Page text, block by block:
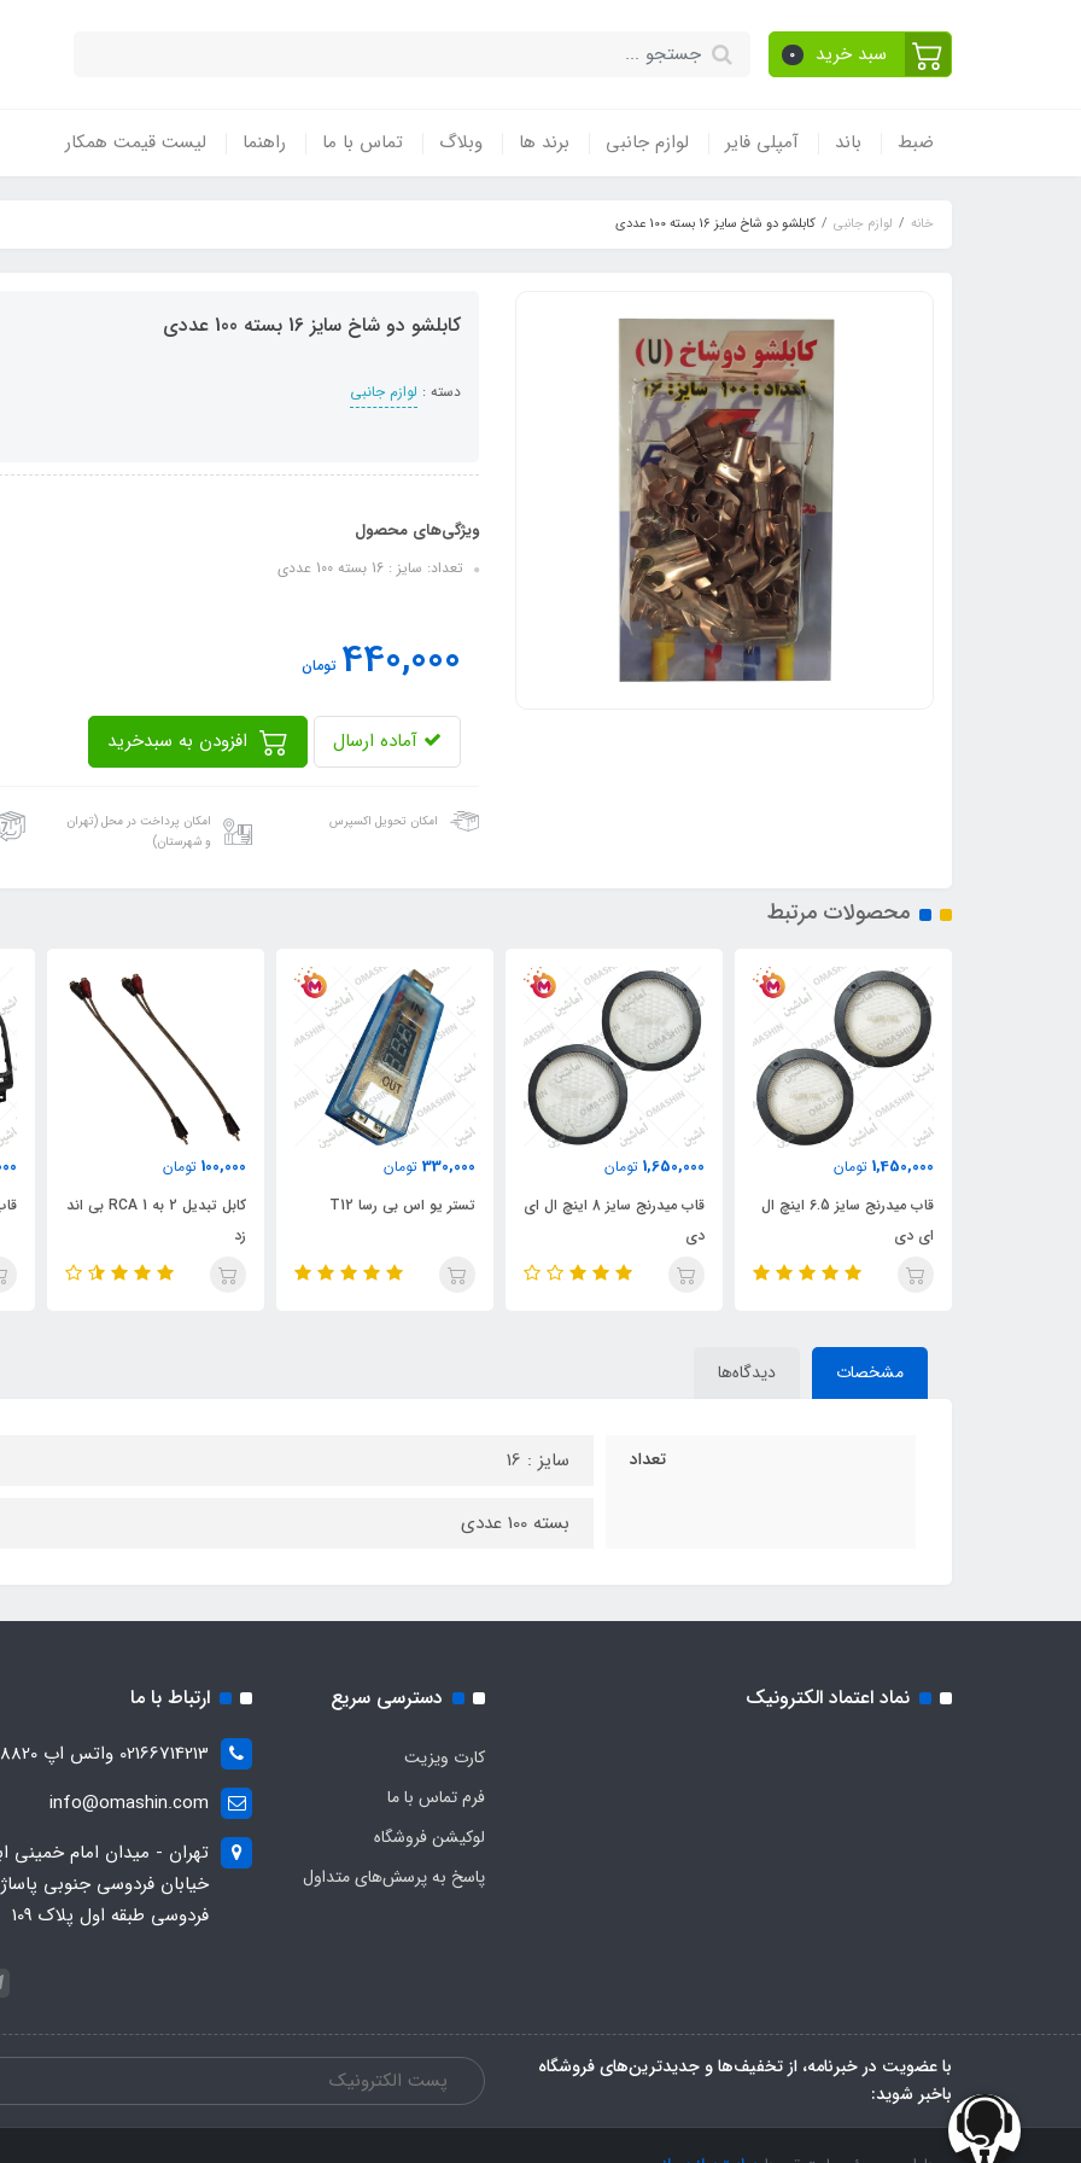
سبد خرید 0
ضبط باند آمپلی فایر لوازم جانبی برند ها وبلاگ تماس با ما راهنما لیست قیمت همکار
خانه لوازم جانبی کابلشو دو شاخ سایز 16 بسته 100 عددی
کابلشو دو شاخ سایز 16 بسته 100 عددی
دسته : لوازم جانبی
ویژگی‌های محصول
تعداد: سایز : 16 بسته 100 عددی
440,000 تومان
آماده ارسال
امکان تحویل اکسپرس
امکان پرداخت در محل (تهران
و شهرستان)
محصولات مرتبط
1,450,000 تومان
قاب میدرنج سایز 6.5 اینچ ال
ای دی
1,650,000 تومان
قاب میدرنج سایز 8 اینچ ال ای
دی
330,000 تومان
تستر یو اس بی رسا T12
100,000 تومان
کابل تبدیل 2 به 1 RCA بی اند
زد
مشخصات دیدگاه‌ها
تعداد سایز : 16
بسته 100 عددی
نماد اعتماد الکترونیک دسترسی سریع
کارت ویزیت
فرم تماس با ما
لوکیشن فروشگاه
پاسخ به پرسش‌های متداول
ارتباط با ما
02166714213 واتس اپ 09028288820
info@omashin.com
تهران - میدان امام خمینی
خیابان فردوسی جنوبی پاساژ
فردوسی طبقه اول پلاک 109
با عضویت در خبرنامه، از تخفیف‌ها و جدیدترین‌های فروشگاه
باخبر شوید: